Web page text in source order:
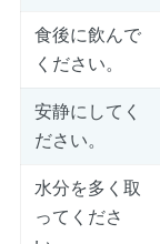
食後に飲んで
ください。
安静にしてく
ださい。
水分を多く取
ってくださ